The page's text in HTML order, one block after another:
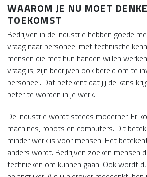
WAAROM JE NU MOET
TOEKOMST
Bedrijven in de industrie hebben goede
vraag naar personeel met technische
mensen die met hun handen willen
vraag is, zijn bedrijven ook bereid om te
personeel. Dat betekent dat jij de kans
beter te worden in je werk.
De industrie wordt steeds moderner. Er
machines, robots en computers. Dit
minder werk is voor mensen. Het
anders wordt. Bedrijven zoeken mensen
technieken om kunnen gaan. Ook wordt